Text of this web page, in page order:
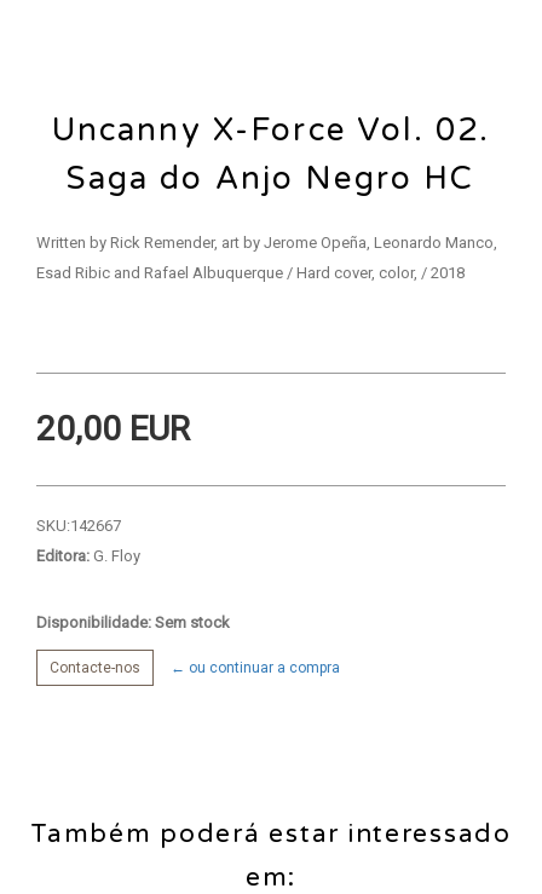
Uncanny X-Force Vol. 02.
Saga do Anjo Negro HC
Written by Rick Remender, art by Jerome Opeña, Leonardo Manco,
Esad Ribic and Rafael Albuquerque / Hard cover, color, / 2018
20,00 EUR
SKU:142667
Editora: G. Floy
Disponibilidade: Sem stock
Contacte-nos ← ou continuar a compra
Também poderá estar interessado
em: